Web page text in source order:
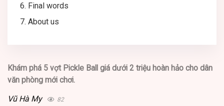
6. Final words
7. About us
Khám phá 5 vợt Pickle Ball giá dưới 2 triệu hoàn hảo cho dân
văn phòng mới chơi.
Vũ Hà My 82